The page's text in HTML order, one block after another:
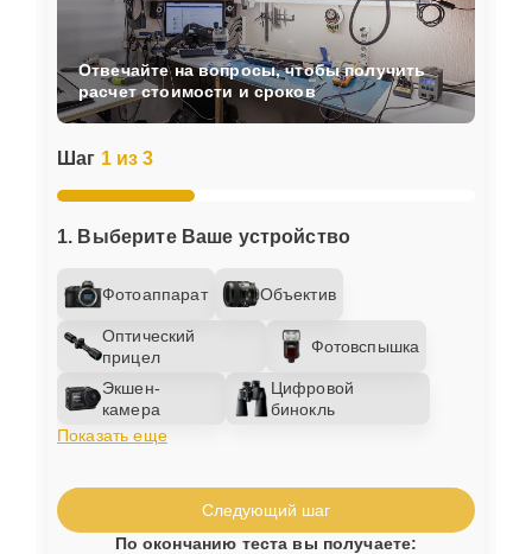
Шаг 1 из 3
1. Выберите Ваше устройство
Фотоаппарат Объектив
Оптический
прицел
Фотовспышка
Экшен-
камера
Цифровой
бинокль
Показать еще
Отвечайте на вопросы, чтобы получить
расчет стоимости и сроков
Следующий шаг
По окончанию теста вы получаете: